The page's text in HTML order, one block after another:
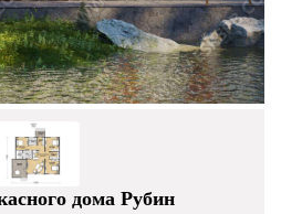
дома Рубин